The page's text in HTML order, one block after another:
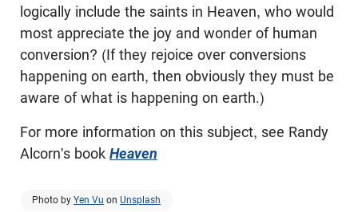
logically include the saints in Heaven, who would
most appreciate the joy and wonder of human
conversion? (If they rejoice over conversions
happening on earth, then obviously they must be
aware of what is happening on earth.)
For more information on this subject, see Randy
Alcorn's book Heaven
Photo by Yen Vu on Unsplash